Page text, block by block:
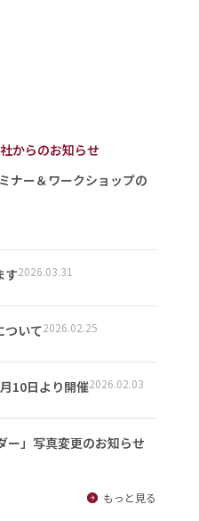
からのお知らせ
ー＆ワークショップの
す2026.03.31
ついて2026.02.25
10日より開催2026.02.03
ー」写真変更のお知らせ
もっと見る